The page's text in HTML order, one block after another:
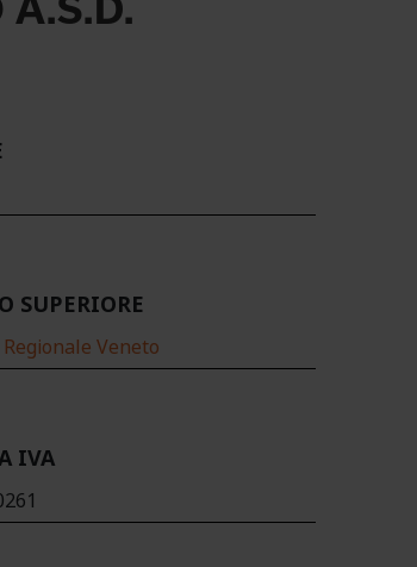
A.S.D.
SUPERIORE
Veneto
IVA